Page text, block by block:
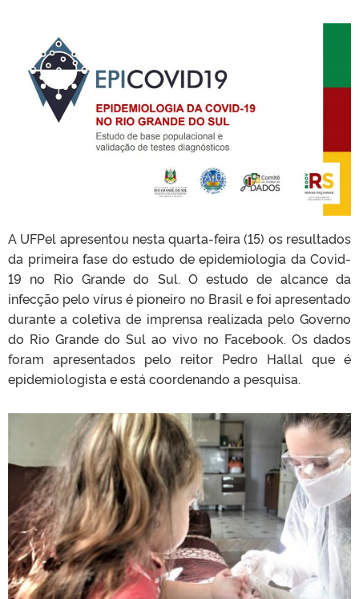
A UFPel apresentou nesta quarta-feira (15) os resultados
da primeira fase do estudo de epidemiologia da Covid-
19 no Rio Grande do Sul. O estudo de alcance da
infecção pelo vírus é pioneiro no Brasil e foi apresentado
durante a coletiva de imprensa realizada pelo Governo
do Rio Grande do Sul ao vivo no Facebook. Os dados
foram apresentados pelo reitor Pedro Hallal que é
epidemiologista e está coordenando a pesquisa.